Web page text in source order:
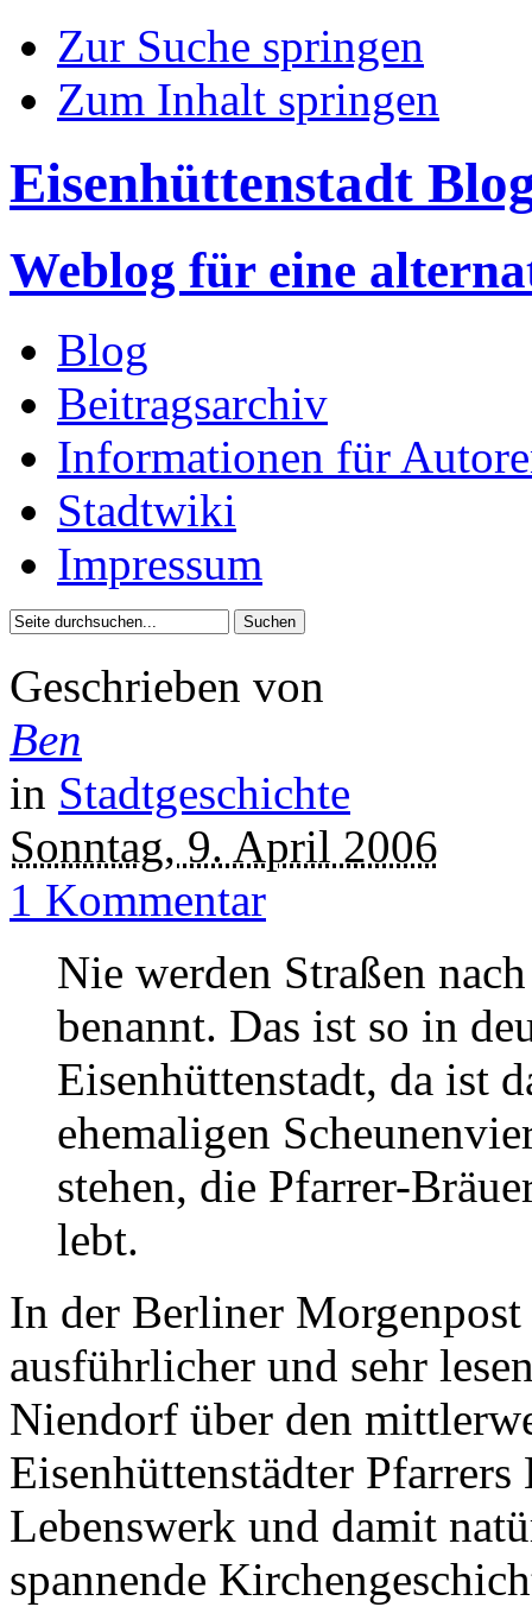
Zur Suche springen
Zum Inhalt springen
Eisenhüttenstadt
Weblog für eine
Blog
Beitragsarchiv
Informationen für
Stadtwiki
Impressum
Geschrieben von
Ben
in Stadtgeschichte
Sonntag, 9. April 2006
1 Kommentar
Nie werden Straßen
benannt. Das ist so in
Eisenhüttenstadt, da ist
ehemaligen
stehen, die Pfarrer-
lebt.
In der Berliner
ausführlicher und sehr
Niendorf über den
Eisenhüttenstädter
Lebenswerk und damit
spannende